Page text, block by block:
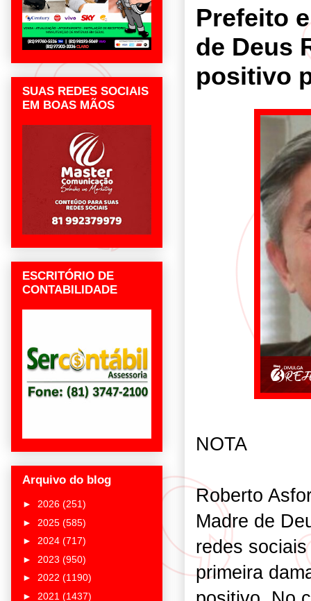
Prefeito
de Deus
positivo
NOTA
Roberto
Madre de
redes
primeira
SUAS REDES SOCIAIS
EM BOAS MÃOS
ESCRITÓRIO DE
CONTABILIDADE
Arquivo do blog
► 2026 (251)
► 2025 (585)
► 2024 (717)
► 2023 (950)
► 2022 (1190)
► 2021 (1437)